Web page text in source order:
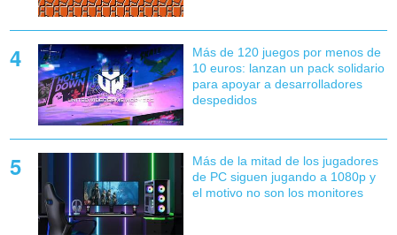
Más de 120 juegos por menos de
10 euros: lanzan un pack solidario
para apoyar a desarrolladores
despedidos
Más de la mitad de los jugadores
de PC siguen jugando a 1080p y
el motivo no son los monitores